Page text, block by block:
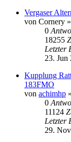
Vergaser
von Cornery »
0
18255
Letzter
23. Jun
Kupplung
183FMO
von achimhp »
0
11124
Letzter
29.